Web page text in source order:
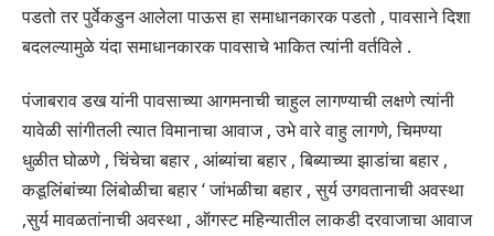
पडतो तर पुर्वेकडुन आलेला पाऊस हा समाधानकारक पडतो , पावसाने दिशा
बदलल्यामुळे यंदा समाधानकारक पावसाचे भाकित त्यांनी वर्तविले .
पंजाबराव डख यांनी पावसाच्या आगमनाची चाहुल लागण्याची लक्षणे त्यांनी
यावेळी सांगीतली त्यात विमानाचा आवाज , उभे वारे वाहु लागणे, चिमण्या
धुळीत घोळणे , चिंचेचा बहार , आंब्यांचा बहार , बिब्याच्या झाडांचा बहार ,
कडूलिंबांच्या लिंबोळीचा बहार ‘ जांभळीचा बहार , सुर्य उगवतानाची अवस्था
,सुर्य मावळतांनाची अवस्था , ऑगस्ट महिन्यातील लाकडी दरवाजाचा आवाज